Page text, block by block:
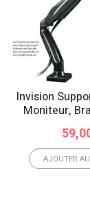
Invision
Moniteur,
AJOUTER